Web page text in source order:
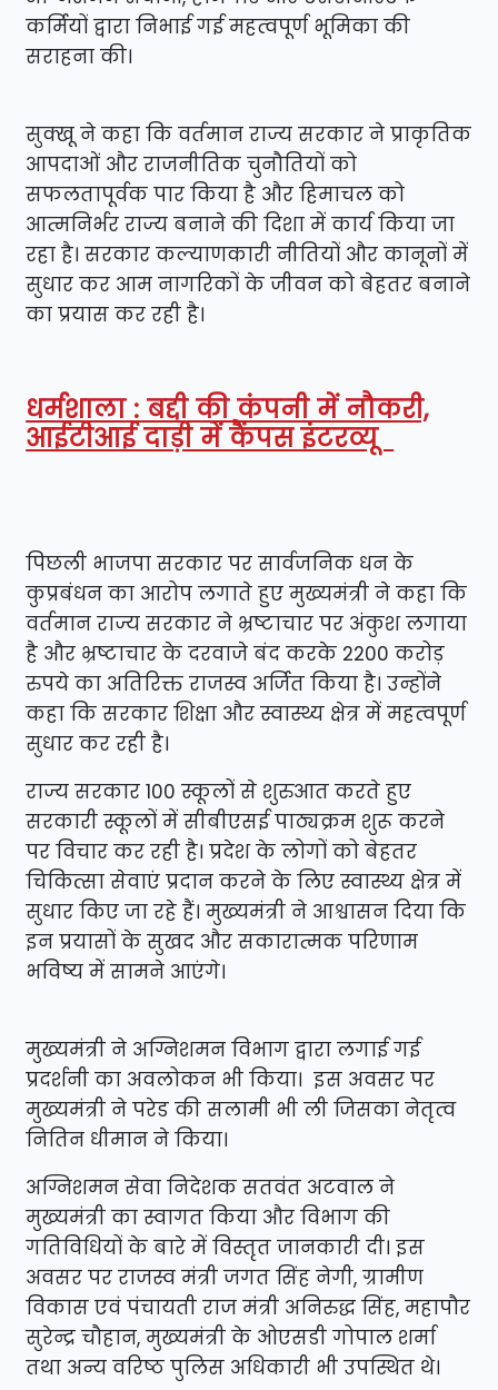
कर्मियों द्वारा निभाई गई महत्वपूर्ण भूमिका की
सराहना की।
सुक्खू ने कहा कि वर्तमान राज्य सरकार ने प्राकृतिक
आपदाओं और राजनीतिक चुनौतियों को
सफलतापूर्वक पार किया है और हिमाचल को
आत्मनिर्भर राज्य बनाने की दिशा में कार्य किया जा
रहा है। सरकार कल्याणकारी नीतियों और कानूनों में
सुधार कर आम नागरिकों के जीवन को बेहतर बनाने
का प्रयास कर रही है।
धर्मशाला : बद्दी की कंपनी में नौकरी,
आईटीआई दाड़ी में कैंपस इंटरव्यू
पिछली भाजपा सरकार पर सार्वजनिक धन के
कुप्रबंधन का आरोप लगाते हुए मुख्यमंत्री ने कहा कि
वर्तमान राज्य सरकार ने भ्रष्टाचार पर अंकुश लगाया
है और भ्रष्टाचार के दरवाजे बंद करके 2200 करोड़
रुपये का अतिरिक्त राजस्व अर्जित किया है। उन्होंने
कहा कि सरकार शिक्षा और स्वास्थ्य क्षेत्र में महत्वपूर्ण
सुधार कर रही है।
राज्य सरकार 100 स्कूलों से शुरुआत करते हुए
सरकारी स्कूलों में सीबीएसई पाठ्यक्रम शुरू करने
पर विचार कर रही है। प्रदेश के लोगों को बेहतर
चिकित्सा सेवाएं प्रदान करने के लिए स्वास्थ्य क्षेत्र में
सुधार किए जा रहे हैं। मुख्यमंत्री ने आश्वासन दिया कि
इन प्रयासों के सुखद और सकारात्मक परिणाम
भविष्य में सामने आएंगे।
मुख्यमंत्री ने अग्निशमन विभाग द्वारा लगाई गई
प्रदर्शनी का अवलोकन भी किया। इस अवसर पर
मुख्यमंत्री ने परेड की सलामी भी ली जिसका नेतृत्व
नितिन धीमान ने किया।
अग्निशमन सेवा निदेशक सतवंत अटवाल ने
मुख्यमंत्री का स्वागत किया और विभाग की
गतिविधियों के बारे में विस्तृत जानकारी दी। इस
अवसर पर राजस्व मंत्री जगत सिंह नेगी, ग्रामीण
विकास एवं पंचायती राज मंत्री अनिरुद्ध सिंह, महापौर
सुरेन्द्र चौहान, मुख्यमंत्री के ओएसडी गोपाल शर्मा
तथा अन्य वरिष्ठ पुलिस अधिकारी भी उपस्थित थे।